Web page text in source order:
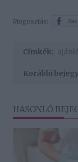
Megosztás:
Címkék: ajánló
Korábbi
HASONLÓ